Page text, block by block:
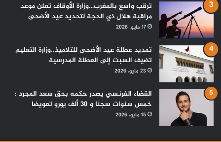
ترقب واسع بالمغرب…وزارة الأوقاف تعلن موعد
مراقبة هلال ذي الحجة لتحديد عيد الأضحى
17 مايو، 2026
تمديد عطلة عيد الأضحى للتلاميذ..وزارة التعليم
تضيف السبت إلى العطلة المدرسية
23 مايو، 2026
القضاء الفرنسي يصدر حكمه بحق سعد المجرد :
خمس سنوات سجنا و 30 ألف يورو تعويضا
15 مايو، 2026